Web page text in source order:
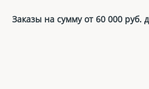
Заказы на сумму от 60 000